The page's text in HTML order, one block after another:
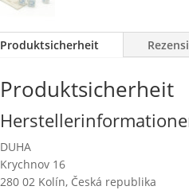
Produktsicherheit
Produktsicherheit
DUHA
Krychnov 16
280 02 Kolín, Česká republika